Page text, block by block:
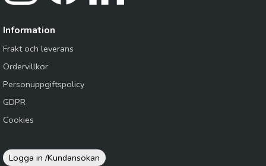
Information
Frakt och leverans
Ordervillkor
Personuppgiftspolicy
GDPR
Cookies
Logga in /Kundansökan